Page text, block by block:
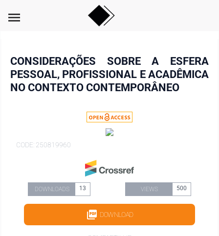
menu
CONSIDERAÇÕES SOBRE A ESFERA
PESSOAL, PROFISSIONAL E ACADÊMICA
NO CONTEXTO CONTEMPORÂNEO
CODE: 250819960
DOWNLOADS 13 VIEWS 500
DOWNLOAD